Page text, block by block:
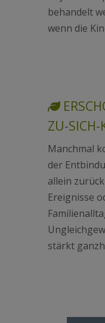
behandelt
wenn die
ZU-SICH-
Manchmal
der
allein
Ereignisse
stärkt